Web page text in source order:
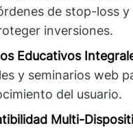
de stop-loss y
inversiones.
Educativos
y seminarios web
del usuario.
Multi-